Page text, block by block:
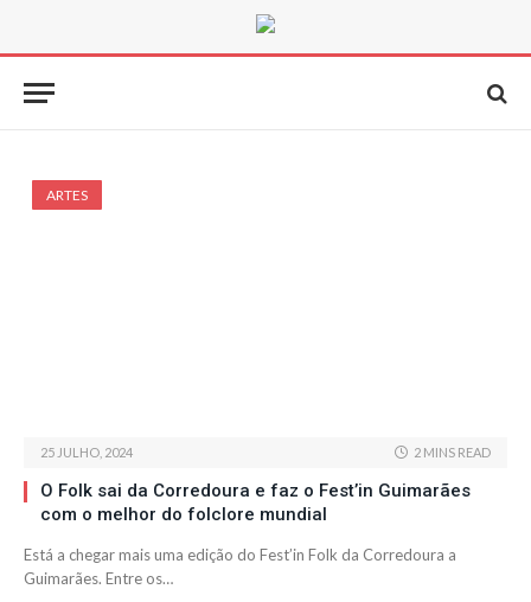
ARTES
25 JULHO, 2024 2 MINS READ
O Folk sai da Corredoura e faz o Fest’in Guimarães
com o melhor do folclore mundial
Está a chegar mais uma edição do Fest’in Folk da Corredoura a
Guimarães. Entre os…